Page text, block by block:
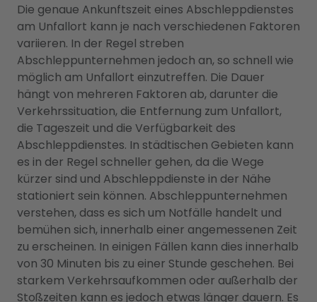
Die genaue Ankunftszeit eines Abschleppdienstes
am Unfallort kann je nach verschiedenen Faktoren
variieren. In der Regel streben
Abschleppunternehmen jedoch an, so schnell wie
möglich am Unfallort einzutreffen. Die Dauer
hängt von mehreren Faktoren ab, darunter die
Verkehrssituation, die Entfernung zum Unfallort,
die Tageszeit und die Verfügbarkeit des
Abschleppdienstes. In städtischen Gebieten kann
es in der Regel schneller gehen, da die Wege
kürzer sind und Abschleppdienste in der Nähe
stationiert sein können. Abschleppunternehmen
verstehen, dass es sich um Notfälle handelt und
bemühen sich, innerhalb einer angemessenen Zeit
zu erscheinen. In einigen Fällen kann dies innerhalb
von 30 Minuten bis zu einer Stunde geschehen. Bei
starkem Verkehrsaufkommen oder außerhalb der
Stoßzeiten kann es jedoch etwas länger dauern. Es